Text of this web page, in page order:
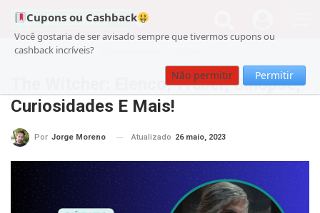
Cupons ou Cashback
Você gostaria de ser avisado sempre que tivermos cupons ou
cashback incríveis?
Não permitir Permitir
Cupom noticias
The Witcher: Elenco, Trailer, Sinopse,
Curiosidades E Mais!
Por Jorge Moreno Atualizado 26 maio, 2023